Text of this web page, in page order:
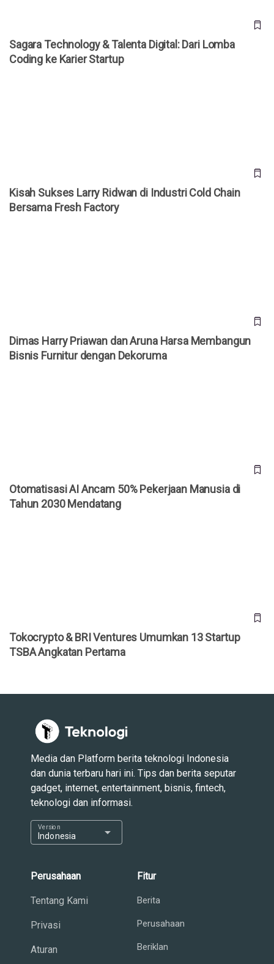
Sagara Technology & Talenta Digital: Dari Lomba
Coding ke Karier Startup
Kisah Sukses Larry Ridwan di Industri Cold Chain
Bersama Fresh Factory
Dimas Harry Priawan dan Aruna Harsa Membangun
Bisnis Furnitur dengan Dekoruma
Otomatisasi AI Ancam 50% Pekerjaan Manusia di
Tahun 2030 Mendatang
Tokocrypto & BRI Ventures Umumkan 13 Startup
TSBA Angkatan Pertama
Media dan Platform berita teknologi Indonesia
dan dunia terbaru hari ini. Tips dan berita seputar
gadget, internet, entertainment, bisnis, fintech,
teknologi dan informasi.
Indonesia
Version arrow_drop_down
Perusahaan
Tentang Kami
Privasi
Aturan
Fitur
Berita
Perusahaan
Beriklan